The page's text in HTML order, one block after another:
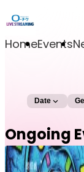
HomeEvents
Date
Ongoing